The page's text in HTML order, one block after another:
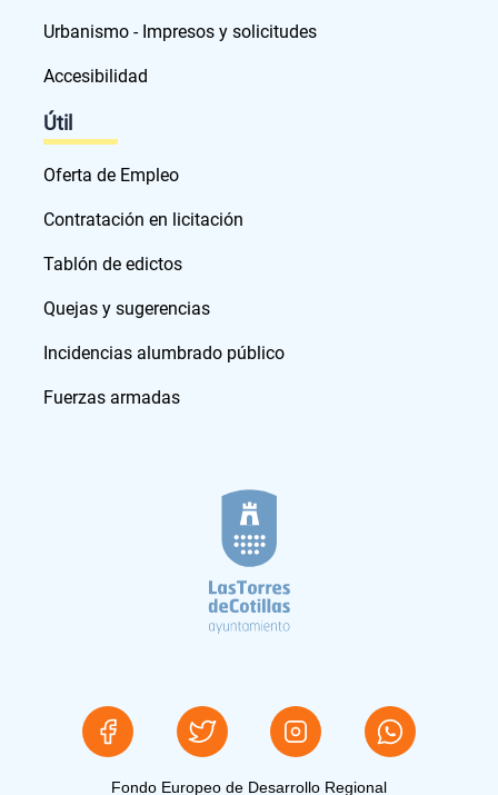
Urbanismo - Impresos y solicitudes
Accesibilidad
Útil
Oferta de Empleo
Contratación en licitación
Tablón de edictos
Quejas y sugerencias
Incidencias alumbrado público
Fuerzas armadas
Fondo Europeo de Desarrollo Regional